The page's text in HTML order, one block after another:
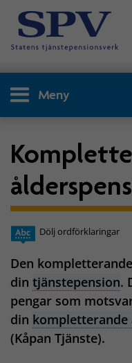
Meny
Dölj ordförklaringar
Den
din tjänstepension.
pengar som
din kompletterande
(Kåpan Tjänste).